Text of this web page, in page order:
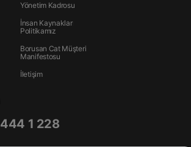
Yönetim Kadrosu
İnsan Kaynakları
Politikamız
Borusan Cat Müşteri
Manifestosu
İletişim
444 1 228